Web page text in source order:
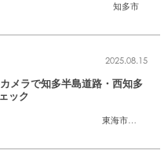
知多市
東海市
,大府市
2025.08.15
メラで知多半島道路・西知多
ック